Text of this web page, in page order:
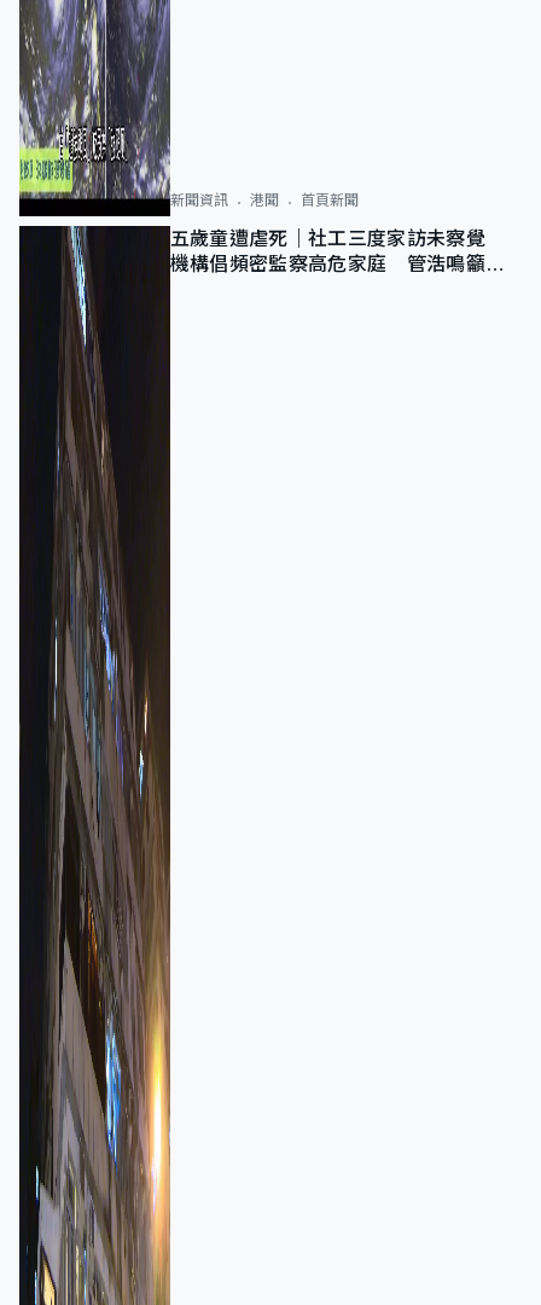
新聞資訊 港聞 首頁新聞
五歲童遭虐死｜社工三度家訪未察覺
機構倡頻密監察高危家庭 管浩鳴籲加